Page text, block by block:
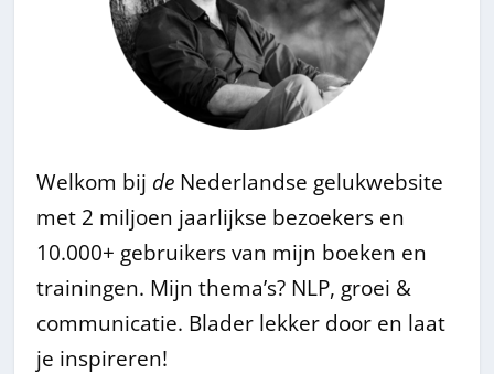
Welkom bij de Nederlandse gelukwebsite
met 2 miljoen jaarlijkse bezoekers en
10.000+ gebruikers van mijn boeken en
trainingen. Mijn thema’s? NLP, groei &
communicatie. Blader lekker door en laat
je inspireren!